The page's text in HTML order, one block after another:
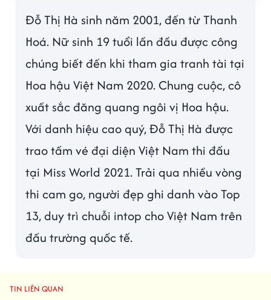
Đỗ Thị Hà sinh năm 2001, đến từ Thanh
Hoá. Nữ sinh 19 tuổi lần đầu được công
chúng biết đến khi tham gia tranh tài tại
Hoa hậu Việt Nam 2020. Chung cuộc, cô
xuất sắc đăng quang ngôi vị Hoa hậu.
Với danh hiệu cao quý, Đỗ Thị Hà được
trao tấm vé đại diện Việt Nam thi đấu
tại Miss World 2021. Trải qua nhiều vòng
thi cam go, người đẹp ghi danh vào Top
13, duy trì chuỗi intop cho Việt Nam trên
đấu trường quốc tế.
TIN LIÊN QUAN